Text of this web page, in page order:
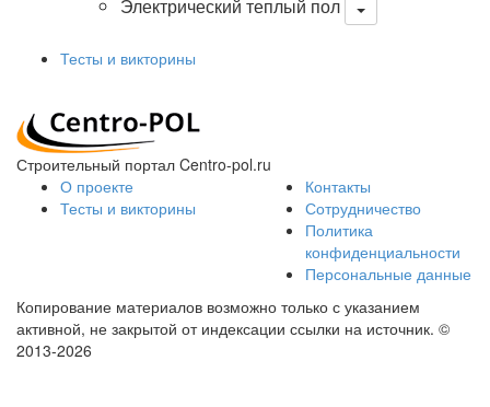
Электрический теплый пол
Тесты и викторины
Строительный портал Centro-pol.ru
О проекте
Тесты и викторины
Контакты
Сотрудничество
Политика
конфиденциальности
Персональные данные
Копирование материалов возможно только с указанием
активной, не закрытой от индексации ссылки на источник. ©
2013-2026